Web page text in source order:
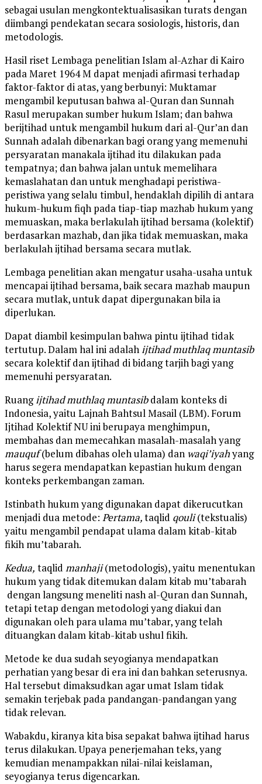
sebagai usulan mengkontektualisasikan turats dengan
diimbangi pendekatan secara sosiologis, historis, dan
metodologis.
Hasil riset Lembaga penelitian Islam al-Azhar di Kairo
pada Maret 1964 M dapat menjadi afirmasi terhadap
faktor-faktor di atas, yang berbunyi: Muktamar
mengambil keputusan bahwa al-Quran dan Sunnah
Rasul merupakan sumber hukum Islam; dan bahwa
berijtihad untuk mengambil hukum dari al-Qur’an dan
Sunnah adalah dibenarkan bagi orang yang memenuhi
persyaratan manakala ijtihad itu dilakukan pada
tempatnya; dan bahwa jalan untuk memelihara
kemaslahatan dan untuk menghadapi peristiwa-
peristiwa yang selalu timbul, hendaklah dipilih di antara
hukum-hukum fiqh pada tiap-tiap mazhab hukum yang
memuaskan, maka berlakulah ijtihad bersama (kolektif)
berdasarkan mazhab, dan jika tidak memuaskan, maka
berlakulah ijtihad bersama secara mutlak.
Lembaga penelitian akan mengatur usaha-usaha untuk
mencapai ijtihad bersama, baik secara mazhab maupun
secara mutlak, untuk dapat dipergunakan bila ia
diperlukan.
Dapat diambil kesimpulan bahwa pintu ijtihad tidak
tertutup. Dalam hal ini adalahijtihad muthlaq muntasib
secara kolektif dan ijtihad di bidang tarjih bagi yang
memenuhi persyaratan.
Ruangijtihad muthlaq muntasibdalam konteks di
Indonesia, yaitu Lajnah Bahtsul Masail (LBM). Forum
Ijtihad Kolektif NU ini berupaya menghimpun,
membahas dan memecahkan masalah-masalah yang
mauquf(belum dibahas oleh ulama) dan waqi’iyahyang
harus segera mendapatkan kepastian hukum dengan
konteks perkembangan zaman.
Istinbath hukum yang digunakan dapat dikerucutkan
menjadi dua metode: Pertama,taqlid qouli(tekstualis)
yaitu mengambil pendapat ulama dalam kitab-kitab
fikih mu’tabarah.
Kedua, taqlid manhaji(metodologis), yaitu menentukan
hukum yang tidak ditemukan dalam kitab mu’tabarah
dengan langsung meneliti nash al-Quran dan Sunnah,
tetapi tetap dengan metodologi yang diakui dan
digunakan oleh para ulama mu’tabar, yang telah
dituangkan dalam kitab-kitab ushul fikih.
Metode ke dua sudah seyogianya mendapatkan
perhatian yang besar di era ini dan bahkan seterusnya.
Hal tersebut dimaksudkan agar umat Islam tidak
semakin terjebak pada pandangan-pandangan yang
tidak relevan.
Wabakdu, kiranya kita bisa sepakat bahwa ijtihad harus
terus dilakukan. Upaya penerjemahan teks, yang
kemudian menampakkan nilai-nilai keislaman,
seyogianya terus digencarkan.